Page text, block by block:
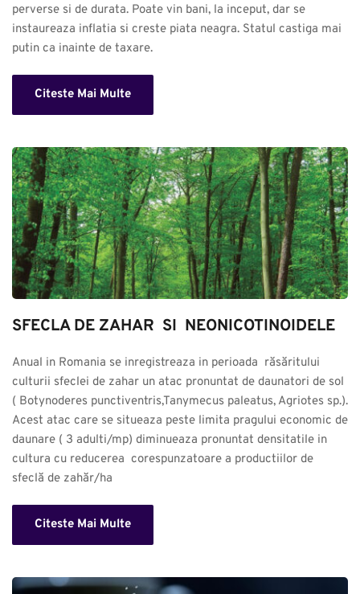
perverse si de durata. Poate vin bani, la inceput, dar se
instaureaza inflatia si creste piata neagra. Statul castiga mai
putin ca inainte de taxare.
Citeste Mai Multe
SFECLA DE ZAHAR  SI  NEONICOTINOIDELE
Anual in Romania se inregistreaza in perioada  răsăritului
culturii sfeclei de zahar un atac pronuntat de daunatori de sol
( Botynoderes punctiventris,Tanymecus paleatus, Agriotes sp.).
Acest atac care se situeaza peste limita pragului economic de
daunare ( 3 adulti/mp) diminueaza pronuntat densitatile in
cultura cu reducerea  corespunzatoare a productiilor de
sfeclă de zahăr/ha
Citeste Mai Multe